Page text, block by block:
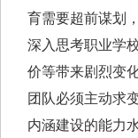
育需要超前谋划
深入思考职业学
价等带来剧烈变
团队必须主动求
内涵建设的能力